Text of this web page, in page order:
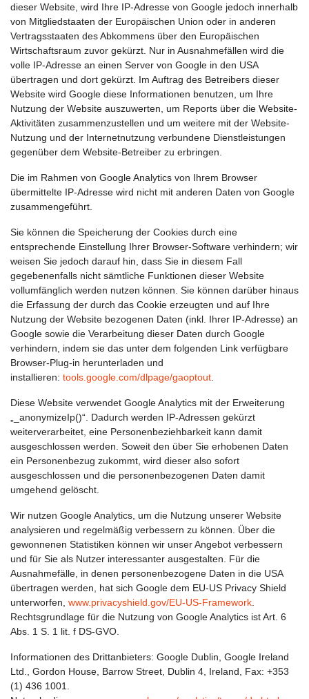
dieser Website, wird Ihre IP-Adresse von Google jedoch innerhalb
von Mitgliedstaaten der Europäischen Union oder in anderen
Vertragsstaaten des Abkommens über den Europäischen
Wirtschaftsraum zuvor gekürzt. Nur in Ausnahmefällen wird die
volle IP-Adresse an einen Server von Google in den USA
übertragen und dort gekürzt. Im Auftrag des Betreibers dieser
Website wird Google diese Informationen benutzen, um Ihre
Nutzung der Website auszuwerten, um Reports über die Website-
Aktivitäten zusammenzustellen und um weitere mit der Website-
Nutzung und der Internetnutzung verbundene Dienstleistungen
gegenüber dem Website-Betreiber zu erbringen.
Die im Rahmen von Google Analytics von Ihrem Browser
übermittelte IP-Adresse wird nicht mit anderen Daten von Google
zusammengeführt.
Sie können die Speicherung der Cookies durch eine
entsprechende Einstellung Ihrer Browser-Software verhindern; wir
weisen Sie jedoch darauf hin, dass Sie in diesem Fall
gegebenenfalls nicht sämtliche Funktionen dieser Website
vollumfänglich werden nutzen können. Sie können darüber hinaus
die Erfassung der durch das Cookie erzeugten und auf Ihre
Nutzung der Website bezogenen Daten (inkl. Ihrer IP-Adresse) an
Google sowie die Verarbeitung dieser Daten durch Google
verhindern, indem sie das unter dem folgenden Link verfügbare
Browser-Plug-in herunterladen und
installieren: tools.google.com/dlpage/gaoptout
Diese Website verwendet Google Analytics mit der Erweiterung
„_anonymizeIp()“. Dadurch werden IP-Adressen gekürzt
weiterverarbeitet, eine Personenbeziehbarkeit kann damit
ausgeschlossen werden. Soweit den über Sie erhobenen Daten
ein Personenbezug zukommt, wird dieser also sofort
ausgeschlossen und die personenbezogenen Daten damit
umgehend gelöscht.
Wir nutzen Google Analytics, um die Nutzung unserer Website
analysieren und regelmäßig verbessern zu können. Über die
gewonnenen Statistiken können wir unser Angebot verbessern
und für Sie als Nutzer interessanter ausgestalten. Für die
Ausnahmefälle, in denen personenbezogene Daten in die USA
übertragen werden, hat sich Google dem EU-US Privacy Shield
unterworfen, www.privacyshield.gov/EU-US-Framework
Rechtsgrundlage für die Nutzung von Google Analytics ist Art. 6
Abs. 1 S. 1 lit. f DS-GVO.
Informationen des Drittanbieters: Google Dublin, Google Ireland
Ltd., Gordon House, Barrow Street, Dublin 4, Ireland, Fax: +353
(1) 436 1001.